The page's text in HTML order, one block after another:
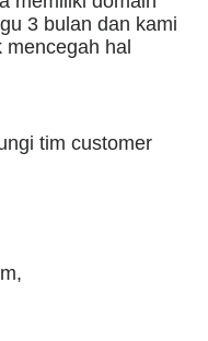
3 bulan dan kami
hal
tim customer
,